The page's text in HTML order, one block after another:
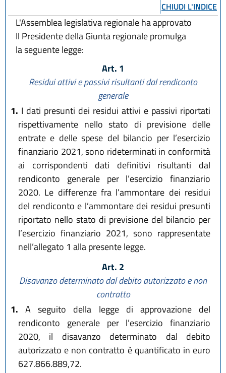
CHIUDI L'INDICE
L'Assemblea legislativa regionale ha approvato
Il Presidente della Giunta regionale promulga
la seguente legge:
Art. 1
Residui attivi e passivi risultanti dal rendiconto
generale
1. I dati presunti dei residui attivi e passivi riportati
rispettivamente nello stato di previsione delle
entrate e delle spese del bilancio per l’esercizio
finanziario 2021, sono rideterminati in conformità
ai corrispondenti dati definitivi risultanti dal
rendiconto generale per l’esercizio finanziario
2020. Le differenze fra l’ammontare dei residui
del rendiconto e l’ammontare dei residui presunti
riportato nello stato di previsione del bilancio per
l’esercizio finanziario 2021, sono rappresentate
nell’allegato 1 alla presente legge.
Art. 2
Disavanzo determinato dal debito autorizzato e non
contratto
1. A seguito della legge di approvazione del
rendiconto generale per l’esercizio finanziario
2020, il disavanzo determinato dal debito
autorizzato e non contratto è quantificato in euro
627.866.889,72.